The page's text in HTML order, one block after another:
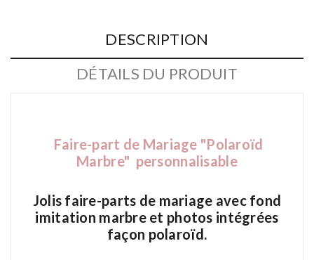
DESCRIPTION
DÉTAILS DU PRODUIT
Faire-part de Mariage "Polaroïd
Marbre" personnalisable
Jolis faire-parts de mariage avec fond
imitation marbre et photos intégrées
façon polaroïd.